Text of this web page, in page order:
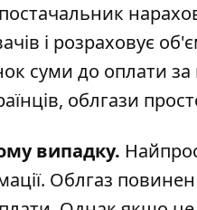
і розраховує
суми до оплати
облгази
випадку.
Облгаз